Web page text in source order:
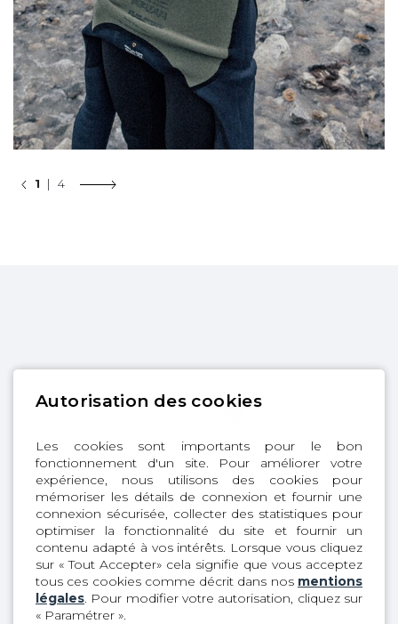
1 | 4
Autorisation des cookies
Les cookies sont importants pour le bon
fonctionnement d'un site. Pour améliorer votre
expérience, nous utilisons des cookies pour
mémoriser les détails de connexion et fournir une
connexion sécurisée, collecter des statistiques pour
optimiser la fonctionnalité du site et fournir un
contenu adapté à vos intérêts. Lorsque vous cliquez
sur « Tout Accepter» cela signifie que vous acceptez
tous ces cookies comme décrit dans nos mentions
légales. Pour modifier votre autorisation, cliquez sur
« Paramétrer ».